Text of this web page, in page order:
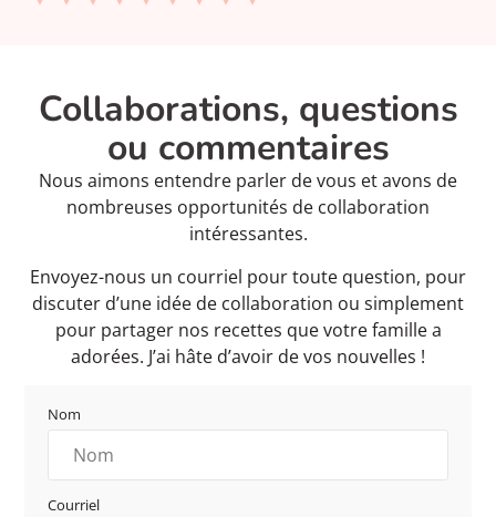
Collaborations, questions
ou commentaires
Nous aimons entendre parler de vous et avons de
nombreuses opportunités de collaboration
intéressantes.
Envoyez-nous un courriel pour toute question, pour
discuter d’une idée de collaboration ou simplement
pour partager nos recettes que votre famille a
adorées. J’ai hâte d’avoir de vos nouvelles !
Nom
Courriel